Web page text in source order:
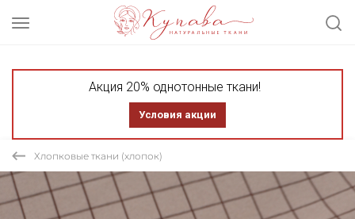
Акция 20% однотонные ткани!
Условия акции
Хлопковые ткани (хлопок)